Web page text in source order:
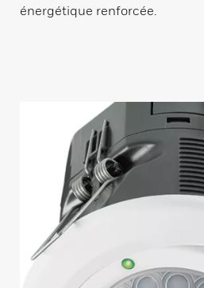
énergétique renforcée.